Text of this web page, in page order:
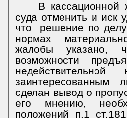
В
суда отменить и иск
что
решение по
нормах
жалобы
возможности
заинтересованным
сделан вывод о
его мнению,
положений п.1